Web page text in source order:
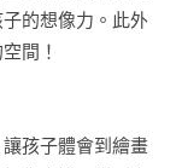
的想像力。此外
間！
孩子體會到繪畫